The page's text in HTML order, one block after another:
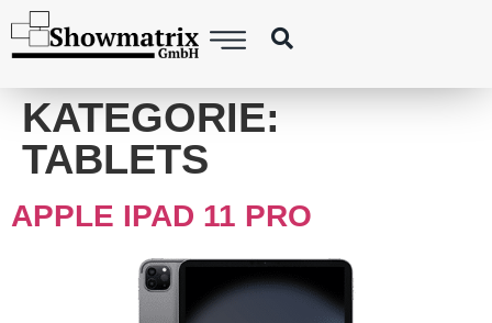
springen
KATEGORIE:
TABLETS
APPLE IPAD 11 PRO